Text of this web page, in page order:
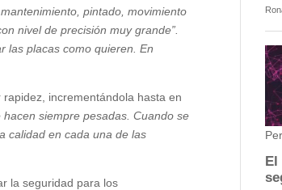
pintado, movimiento
nivel de precisión muy grande”.
las placas como quieren. En
incrementándola hasta en
siempre pesadas. Cuando se
calidad en cada una de las
la seguridad para los